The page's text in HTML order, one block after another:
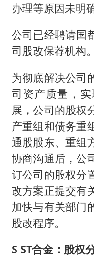
办理等原因未明
公司已经聘请国
司股改保荐机构。
为彻底解决公司
司资产质量，
展，公司的股权
产重组和债务重
通股股东、重组
协商沟通后，公
订公司的股权分
改方案正提交有
加快与有关部门
股改程序。
S ST合金：股权